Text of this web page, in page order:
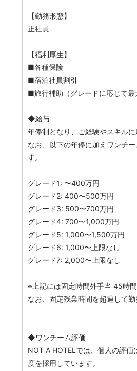
【勤務形態】
正社員
【福利厚生】
■各種保険
■宿泊社員割引
■旅行補助（グレードに応じて最
◆給与
年俸制となり、ご経験やスキル
なお、以下の年俸に加えワンチ
す。
グレード1: 〜400万円
グレード2: 400〜500万円
グレード3: 500〜700万円
グレード4: 700〜1,000万円
グレード5: 1,000〜1,500万円
グレード6: 1,000〜上限なし
グレード7: 2,000〜上限なし
※上記には固定時間外手当 45時
なお、固定残業時間を超過して
◆ワンチーム評価
NOT A HOTELでは、個人の評
度を採用しています。